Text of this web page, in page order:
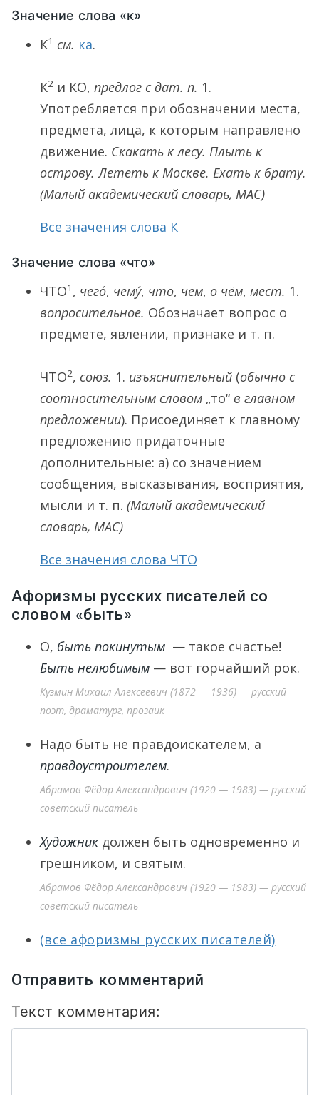
Значение слова «к»
К1 см. ка.
К2 и КО, предлог с дат. п. 1.
Употребляется при обозначении места,
предмета, лица, к которым направлено
движение. Скакать к лесу. Плыть к
острову. Лететь к Москве. Ехать к брату.
(Малый академический словарь, МАС)
Все значения слова К
Значение слова «что»
ЧТО1 , чего́, чему́, что, чем, о чём, мест. 1.
вопросительное. Обозначает вопрос о
предмете, явлении, признаке и т. п.
ЧТО2, союз. 1. изъяснительный (обычно с
соотносительным словом „то“ в главном
предложении). Присоединяет к главному
предложению придаточные
дополнительные: а) со значением
сообщения, высказывания, восприятия,
мысли и т. п. (Малый академический
словарь, МАС)
Все значения слова ЧТО
Афоризмы русских писателей со
словом «быть»
О, быть покинутым — такое счастье!
Быть нелюбимым — вот горчайший рок.
Кузмин Михаил Алексеевич (1872 — 1936) — русский
поэт, драматург, прозаик
Надо быть не правдоискателем, а
правдоустроителем.
Абрамов Фёдор Александрович (1920 — 1983) — русский
советский писатель
Художник должен быть одновременно и
грешником, и святым.
Абрамов Фёдор Александрович (1920 — 1983) — русский
советский писатель
(все афоризмы русских писателей)
Отправить комментарий
Текст комментария: